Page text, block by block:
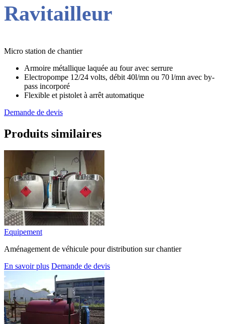
Ravitailleur
Micro station de chantier
Armoire métallique laquée au four avec serrure
Electropompe 12/24 volts, débit 40l/mn ou 70 l/mn avec by-
pass incorporé
Flexible et pistolet à arrêt automatique
Demande de devis
Produits similaires
Equipement
Aménagement de véhicule pour distribution sur chantier
En savoir plus Demande de devis